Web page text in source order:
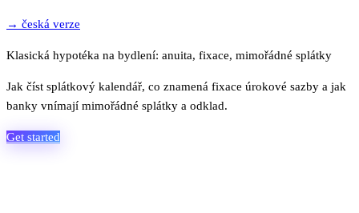
→ česká verze
Klasická hypotéka na bydlení: anuita, fixace, mimořádné splátky
Jak číst splátkový kalendář, co znamená fixace úrokové sazby a jak
banky vnímají mimořádné splátky a odklad.
Get started